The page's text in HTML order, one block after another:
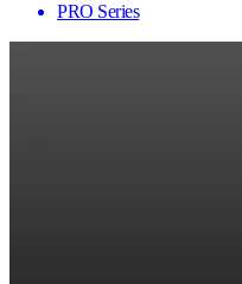
PRO Series